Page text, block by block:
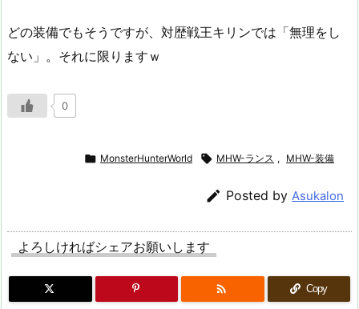
どの装備でもそうですが、対歴戦王キリンでは「無理をし
ない」。それに限りますｗ
0
 MonsterHunterWorld  MHW-ランス , MHW-装備
 Posted by Asukalon
よろしければシェアお願いします
 Copy